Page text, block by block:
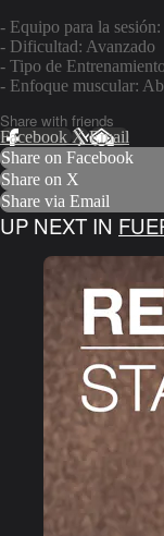
- Equipo para la
- Dificultad: Avanzado
- Tipo de
- Enfoque muscular:
Share with friends
Facebook XEmail
Share on Facebook
Share on X
Share via Email
UP NEXT IN